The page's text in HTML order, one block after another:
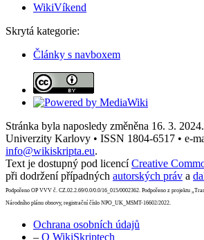
WikiVíkend
Skrytá kategorie:
Články s navboxem
Stránka byla naposledy změněna 16. 3.
Univerzity Karlovy • ISSN 1804-6517 • e-
info@wikiskripta.eu.
Text je dostupný pod licencíCreative
při dodržení případných autorských práv a
Podpořeno OP VVV č. CZ.02.2.69/0.0/0.0/16_015/0002362. Podpořeno z projektu
Národního plánu obnovy, registrační číslo NPO_UK_MSMT-16602/2022.
Ochrana osobních údajů
– O WikiSkriptech